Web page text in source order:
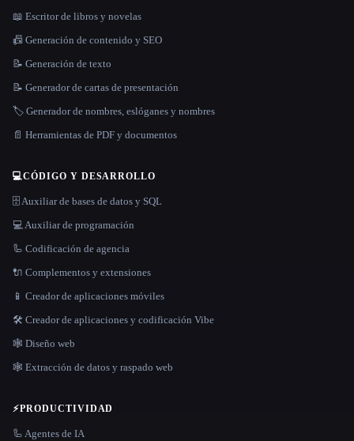
📖 Escritor de libros y novelas
📠 Generación de contenido y SEO
📝 Generación de texto
📝 Generador de cartas de presentación
🏷️ Generador de nombres, eslóganes y nombres
📄 Herramientas de PDF y documentos
💻CÓDIGO Y DESARROLLO
🗄️ Auxiliar de bases de datos y SQL
💻 Auxiliar de programación
🦾 Codificación de agencia
🔌 Complementos y extensiones
📱 Creador de aplicaciones móviles
🛠️ Creador de aplicaciones y codificación Vibe
🕸 Diseño web
🕸️ Extracción de datos y raspado web
⚡PRODUCTIVIDAD
🦾 Agentes de IA